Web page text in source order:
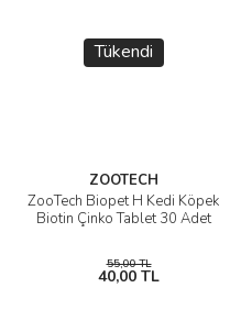
Tükendi
ZOOTECH
ZooTech Biopet H Kedi Köpek
Biotin Çinko Tablet 30 Adet
55,00 TL
40,00 TL